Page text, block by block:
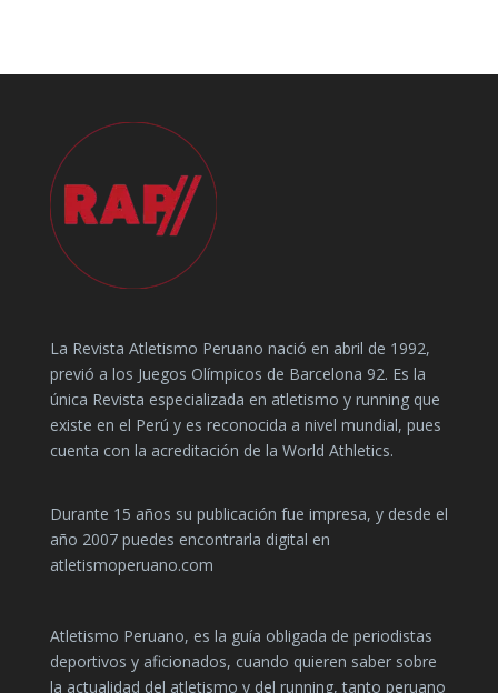
La Revista Atletismo Peruano nació en abril de 1992,
previó a los Juegos Olímpicos de Barcelona 92. Es la
única Revista especializada en atletismo y running que
existe en el Perú y es reconocida a nivel mundial, pues
cuenta con la acreditación de la World Athletics.
Durante 15 años su publicación fue impresa, y desde el
año 2007 puedes encontrarla digital en
atletismoperuano.com
Atletismo Peruano, es la guía obligada de periodistas
deportivos y aficionados, cuando quieren saber sobre
la actualidad del atletismo y del running, tanto peruano